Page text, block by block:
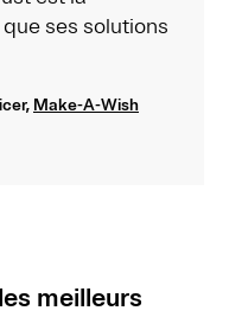
ses solutions
Make-A-Wish
meilleurs